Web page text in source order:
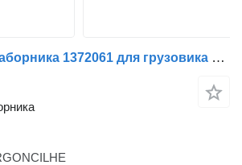
Шланг воздухозаборника 1372061 для грузовика DAF CF 85 | 01 - 13